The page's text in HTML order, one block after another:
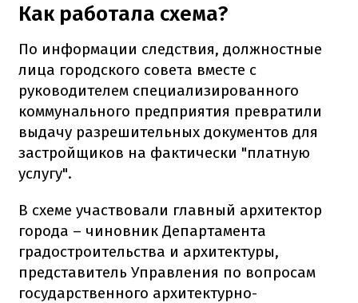
Как работала схема?
По информации следствия, должностные
лица городского совета вместе с
руководителем специализированного
коммунального предприятия превратили
выдачу разрешительных документов для
застройщиков на фактически "платную
услугу".
В схеме участвовали главный архитектор
города – чиновник Департамента
градостроительства и архитектуры,
представитель Управления по вопросам
государственного архитектурно-